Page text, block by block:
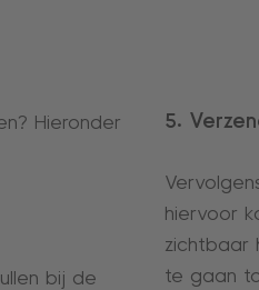
Hieronder
bij de
5.
hiervoor
zichtbaar
te gaan